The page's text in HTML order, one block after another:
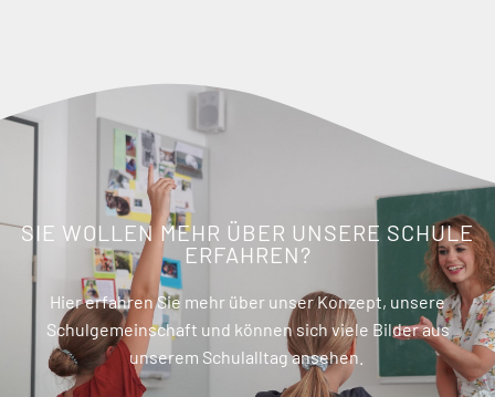
SIE WOLLEN MEHR ÜBER UNSERE SCHULE
ERFAHREN?
Hier erfahren Sie mehr über unser Konzept, unsere
Schulgemeinschaft und können sich viele Bilder aus
unserem Schulalltag ansehen.